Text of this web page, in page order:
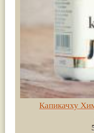
Капикачху